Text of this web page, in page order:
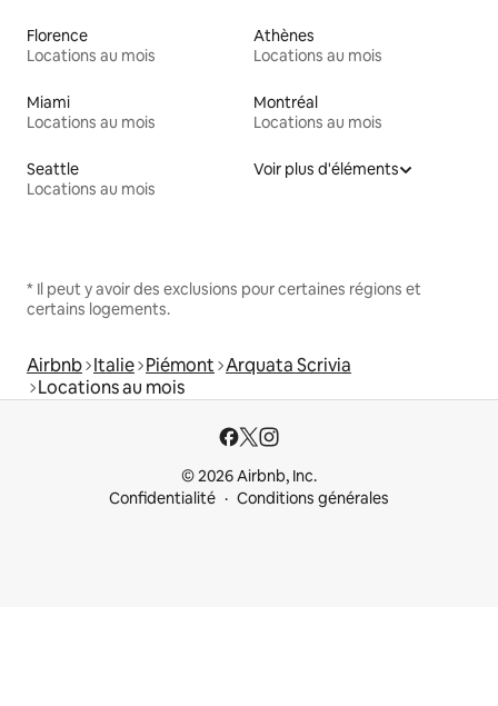
Florence
Locations au mois
Athènes
Locations au mois
Miami
Locations au mois
Montréal
Locations au mois
Seattle
Locations au mois
Voir plus d'éléments
* Il peut y avoir des exclusions pour certaines régions et
certains logements.
Airbnb Italie Piémont Arquata Scrivia
Locations au mois
© 2026 Airbnb, Inc.
Confidentialité
Conditions générales